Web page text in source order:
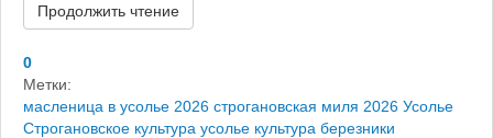
Продолжить чтение
0
Метки:
масленица в усолье 2026 строгановская миля 2026 Усолье
Строгановское культура усолье культура березники